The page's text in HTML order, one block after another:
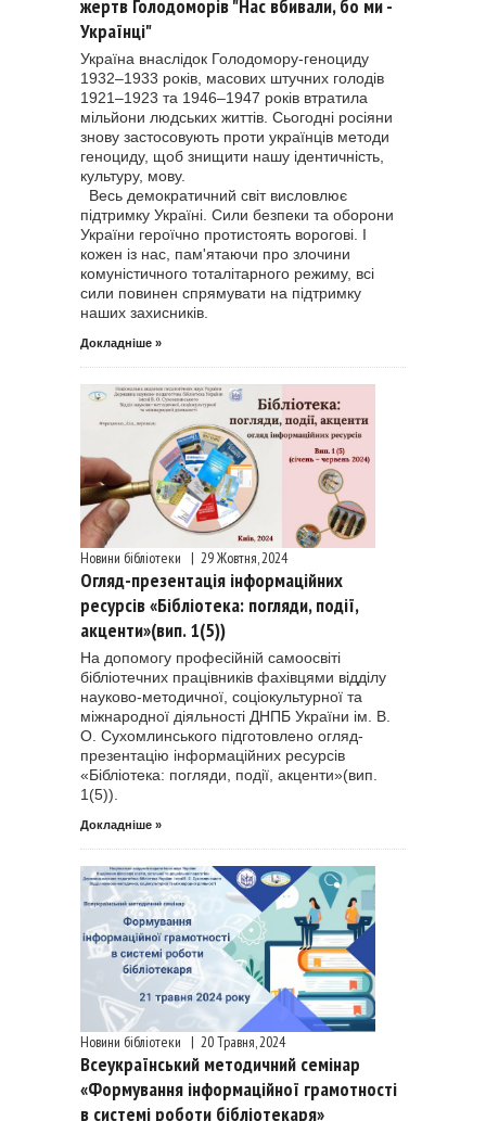
жертв Голодоморів "Нас вбивали, бо ми -
Українці"
Україна внаслідок Голодомору-геноциду
1932–1933 років, масових штучних голодів
1921–1923 та 1946–1947 років втратила
мільйони людських життів. Сьогодні росіяни
знову застосовують проти українців методи
геноциду, щоб знищити нашу ідентичність,
культуру, мову.
Весь демократичний світ висловлює
підтримку Україні. Сили безпеки та оборони
України героїчно протистоять ворогові. І
кожен із нас, пам'ятаючи про злочини
комуністичного тоталітарного режиму, всі
сили повинен спрямувати на підтримку
наших захисників.
Докладніше »
Новини бібліотеки | 29 Жовтня, 2024
Огляд-презентація інформаційних
ресурсів «Бібліотека: погляди, події,
акценти»(вип. 1(5))
На допомогу професійній самоосвіті
бібліотечних працівників фахівцями відділу
науково-методичної, соціокультурної та
міжнародної діяльності ДНПБ України ім. В.
О. Сухомлинського підготовлено огляд-
презентацію інформаційних ресурсів
«Бібліотека: погляди, події, акценти»(вип.
1(5)).
Докладніше »
Новини бібліотеки | 20 Травня, 2024
Всеукраїнський методичний семінар
«Формування інформаційної грамотності
в системі роботи бібліотекаря»